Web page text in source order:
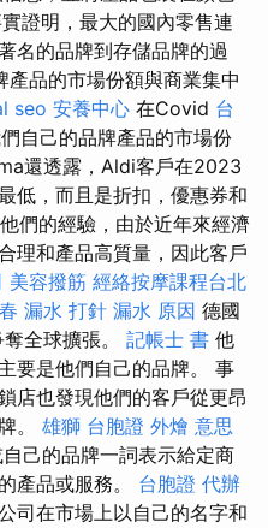
證明，最大的國內零售連
名的品牌到存儲品牌的過
產品的市場份額與商業集中
seo 安養中心 在Covid 台
自己的品牌產品的市場份
還透露，Aldi客戶在2023
低，而且是折扣，優惠券和
們的經驗，由於近年來經濟
理和產品高質量，因此客戶
美容撥筋 經絡按摩課程台北
漏水 打針 漏水 原因 德國
全球擴張。 記帳士 書 他
要是他們自己的品牌。 事
店也發現他們的客戶從更昂
。 雄獅 台胞證 外燴 意思
己的品牌一詞表示給定商
產品或服務。 台胞證 代辦
司在市場上以自己的名字和